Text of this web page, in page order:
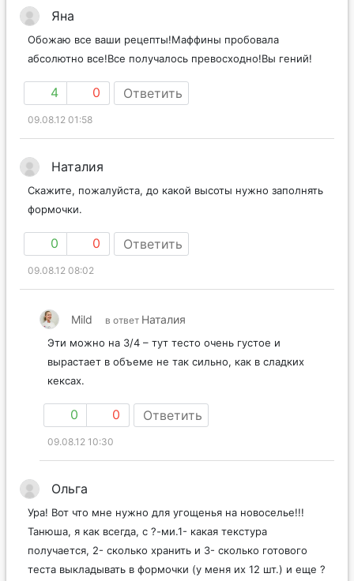
Яна
Обожаю все ваши рецепты!Маффины пробовала
абсолютно все!Все получалось превосходно!Вы гений!
4 0 Ответить
09.08.12 01:58
Наталия
Скажите, пожалуйста, до какой высоты нужно заполнять
формочки.
0 0 Ответить
09.08.12 08:02
Mild в ответ Наталия
Эти можно на 3/4 – тут тесто очень густое и
вырастает в объеме не так сильно, как в сладких
кексах.
0 0 Ответить
09.08.12 10:30
Ольга
Ура! Вот что мне нужно для угощенья на новоселье!!!
Танюша, я как всегда, с ?-ми.1- какая текстура
получается, 2- сколько хранить и 3- сколько готового
теста выкладывать в формочки (у меня их 12 шт.) и еще ?